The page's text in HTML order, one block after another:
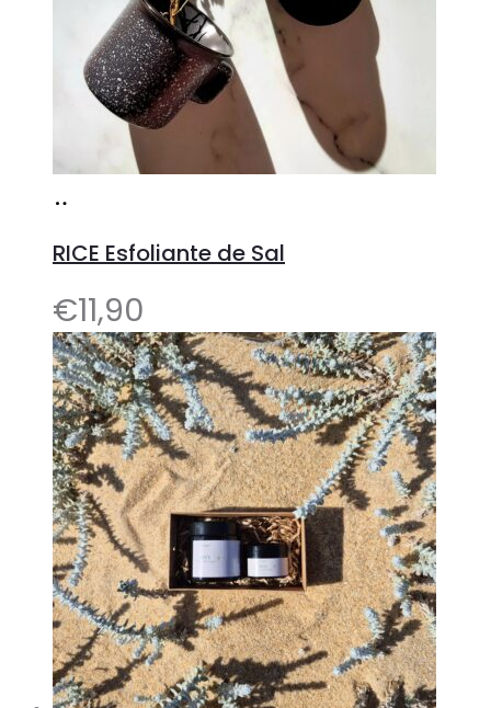
RICE Esfoliante de Sal
€11,90